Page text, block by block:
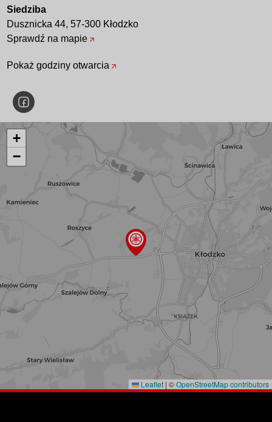
Pokaż godziny otwarcia
Siedziba
Dusznicka 44, 57-300 Kłodzko
Sprawdź na mapie
+
−
Leaflet | ©OpenStreetMap contributors